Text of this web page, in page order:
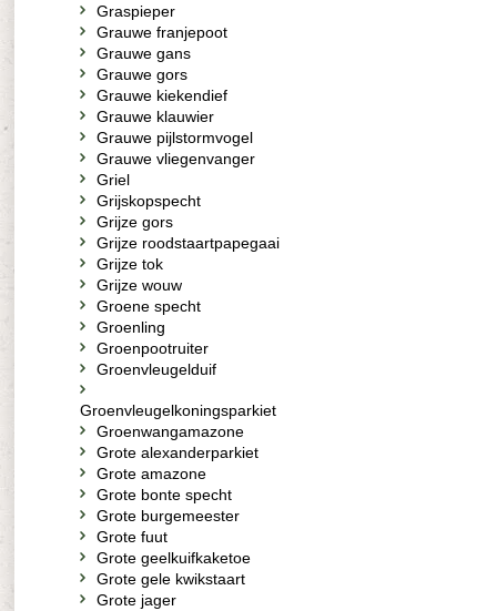
Graspieper
Grauwe franjepoot
Grauwe gans
Grauwe gors
Grauwe kiekendief
Grauwe klauwier
Grauwe pijlstormvogel
Grauwe vliegenvanger
Griel
Grijskopspecht
Grijze gors
Grijze roodstaartpapegaai
Grijze tok
Grijze wouw
Groene specht
Groenling
Groenpootruiter
Groenvleugelduif
Groenvleugelkoningsparkiet
Groenwangamazone
Grote alexanderparkiet
Grote amazone
Grote bonte specht
Grote burgemeester
Grote fuut
Grote geelkuifkaketoe
Grote gele kwikstaart
Grote jager